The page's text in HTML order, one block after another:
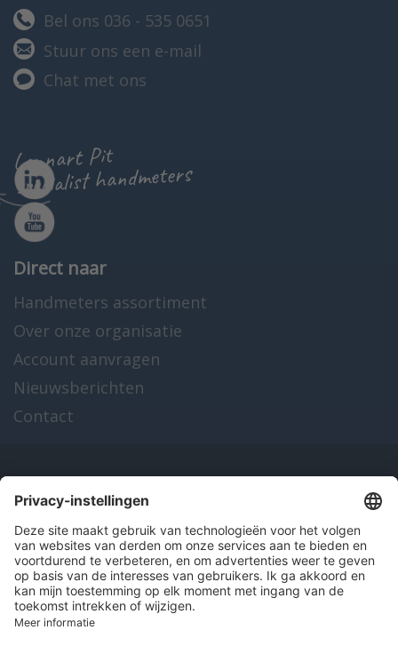
Bel ons 036 - 535 0651
Stuur ons een e-mail
Chat met ons
Lennart Pit
specialist handmeters
Direct naar
Handmeters assortiment
Over onze organisatie
Account aanvragen
Nieuwsberichten
Contact
Onze producten
en diensten
Over Hitma
Algemene voorwaarden Disclaimer
Colofon